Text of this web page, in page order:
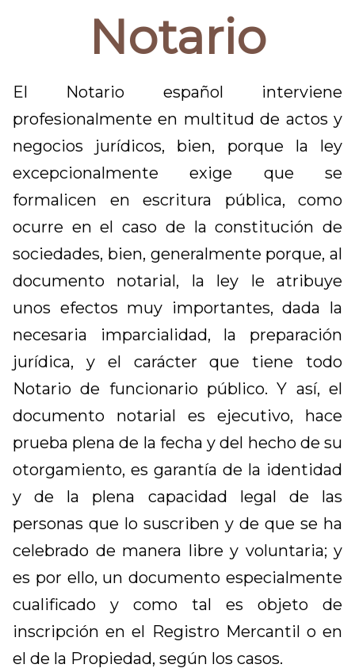
Notario
El Notario español interviene
profesionalmente en multitud de actos y
negocios jurídicos, bien, porque la ley
excepcionalmente exige que se
formalicen en escritura pública, como
ocurre en el caso de la constitución de
sociedades, bien, generalmente porque, al
documento notarial, la ley le atribuye
unos efectos muy importantes, dada la
necesaria imparcialidad, la preparación
jurídica, y el carácter que tiene todo
Notario de funcionario público. Y así, el
documento notarial es ejecutivo, hace
prueba plena de la fecha y del hecho de su
otorgamiento, es garantía de la identidad
y de la plena capacidad legal de las
personas que lo suscriben y de que se ha
celebrado de manera libre y voluntaria; y
es por ello, un documento especialmente
cualificado y como tal es objeto de
inscripción en el Registro Mercantil o en
el de la Propiedad, según los casos.